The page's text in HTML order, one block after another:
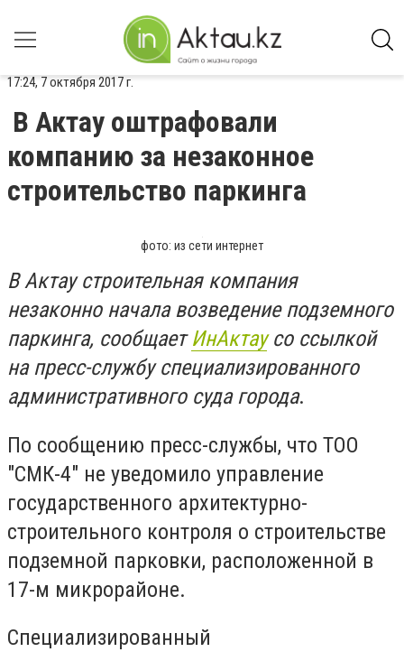
17:24, 7 октября 2017 г.
В Актау оштрафовали
компанию за незаконное
строительство паркинга
фото: из сети интернет
В Актау строительная компания
незаконно начала возведение подземного
паркинга, сообщаетИнАктаусо ссылкой
на пресс-службу специализированного
административного суда города.
По сообщению пресс-службы, что ТОО
"СМК-4" не уведомило управление
государственного архитектурно-
строительного контроля о строительстве
подземной парковки, расположенной в
17-м микрорайоне.
Специализированный